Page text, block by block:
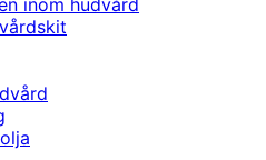
inom hudvård